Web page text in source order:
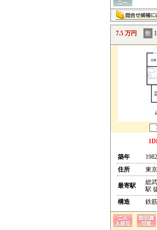
7.5 万円 敷
築年
住所
東
最寄駅
総
駅
構造
鉄